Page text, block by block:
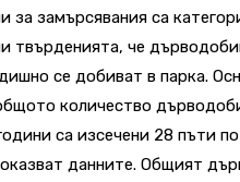
за замърсявания са
твърденията, че
се добиват в парка.
количество
са изсечени 28 пъти
данните. Общият